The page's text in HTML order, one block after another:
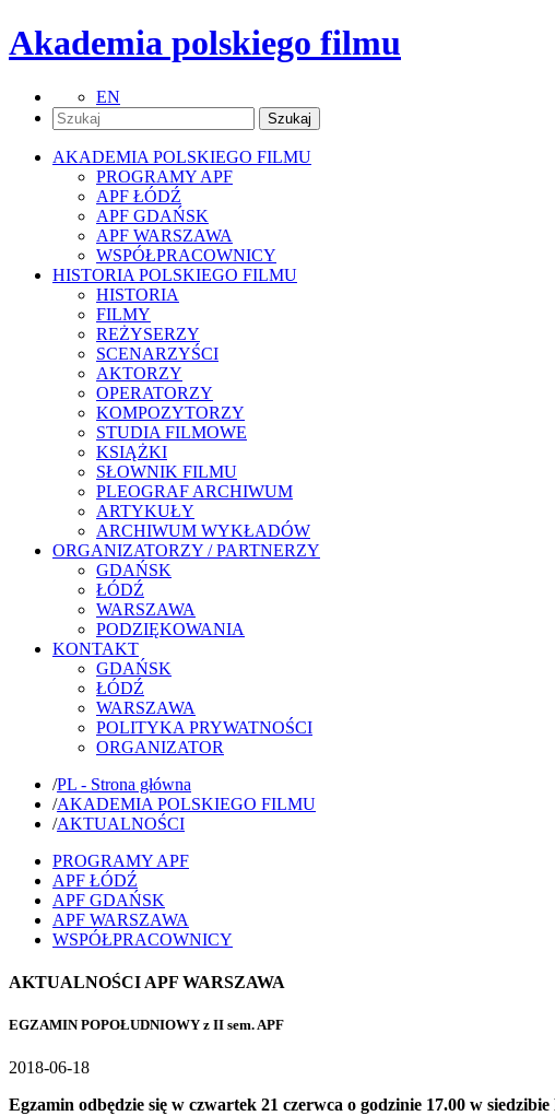
Akademia polskiego filmu
EN
AKADEMIA POLSKIEGO FILMU
PROGRAMY APF
APF ŁÓDŹ
APF GDAŃSK
APF WARSZAWA
WSPÓŁPRACOWNICY
HISTORIA POLSKIEGO FILMU
HISTORIA
FILMY
REŻYSERZY
SCENARZYŚCI
AKTORZY
OPERATORZY
KOMPOZYTORZY
STUDIA FILMOWE
KSIĄŻKI
SŁOWNIK FILMU
PLEOGRAF ARCHIWUM
ARTYKUŁY
ARCHIWUM WYKŁADÓW
ORGANIZATORZY / PARTNERZY
GDAŃSK
ŁÓDŹ
WARSZAWA
PODZIĘKOWANIA
KONTAKT
GDAŃSK
ŁÓDŹ
WARSZAWA
POLITYKA PRYWATNOŚCI
ORGANIZATOR
/PL - Strona główna
/AKADEMIA POLSKIEGO FILMU
/AKTUALNOŚCI
PROGRAMY APF
APF ŁÓDŹ
APF GDAŃSK
APF WARSZAWA
WSPÓŁPRACOWNICY
AKTUALNOŚCI APF WARSZAWA
EGZAMIN POPOŁUDNIOWY z II sem. APF
2018-06-18
Egzamin odbędzie się w czwartek 21 czerwca o godzinie 17.00 w